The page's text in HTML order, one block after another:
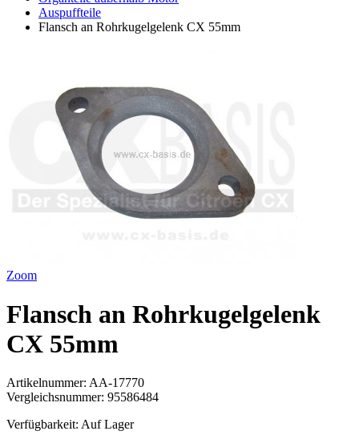
Auspuffteile
Flansch an Rohrkugelgelenk CX 55mm
Zoom
Flansch an Rohrkugelgelenk
CX 55mm
Artikelnummer: AA-17770
Vergleichsnummer: 95586484
Verfügbarkeit: Auf Lager